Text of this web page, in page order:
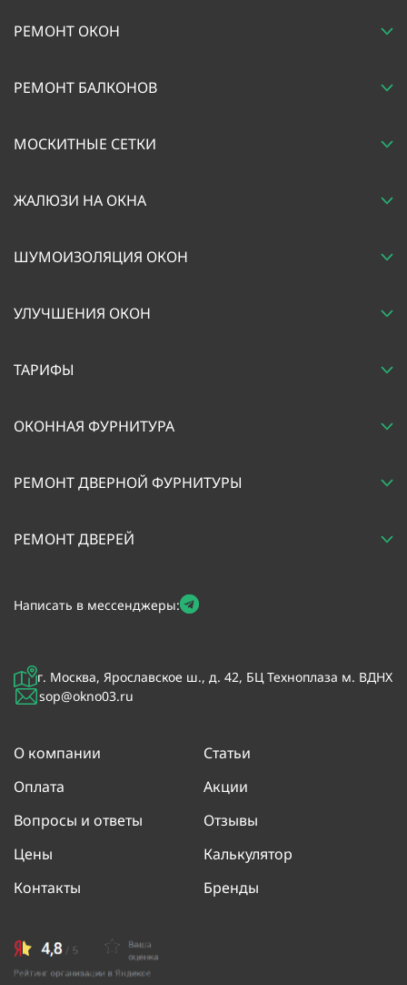
г. Москва, Ярославское ш., д. 42, БЦ Техноплаза м. ВДНХ
sop@okno03.ru
О компании
Статьи
Оплата
Акции
Вопросы и ответы
Отзывы
Цены
Калькулятор
Контакты
Бренды
Написать в мессенджеры:
РЕМОНТ ОКОН
РЕМОНТ БАЛКОНОВ
МОСКИТНЫЕ СЕТКИ
ЖАЛЮЗИ НА ОКНА
ШУМОИЗОЛЯЦИЯ ОКОН
УЛУЧШЕНИЯ ОКОН
ТАРИФЫ
ОКОННАЯ ФУРНИТУРА
РЕМОНТ ДВЕРНОЙ ФУРНИТУРЫ
РЕМОНТ ДВЕРЕЙ